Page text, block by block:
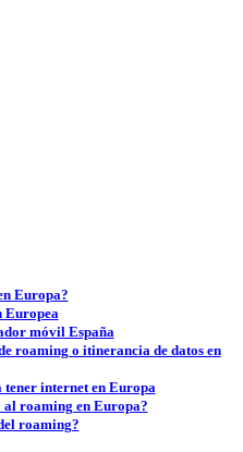
Europa?
Europea
móvil España
roaming o itinerancia de datos en
internet en Europa
roaming en Europa?
roaming?